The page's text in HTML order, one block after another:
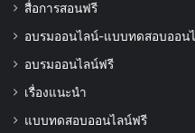
สื่อการสอนฟรี
อบรมออนไลน์-แบบทดสอบออน
อบรมออนไลน์ฟรี
เรื่องแนะนำ
แบบทดสอบออนไลน์ฟรี